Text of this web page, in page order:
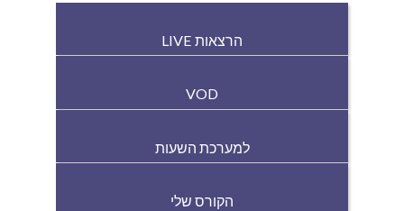
הרצאות LIVE
VOD
למערכת השעות
הקורס שלי